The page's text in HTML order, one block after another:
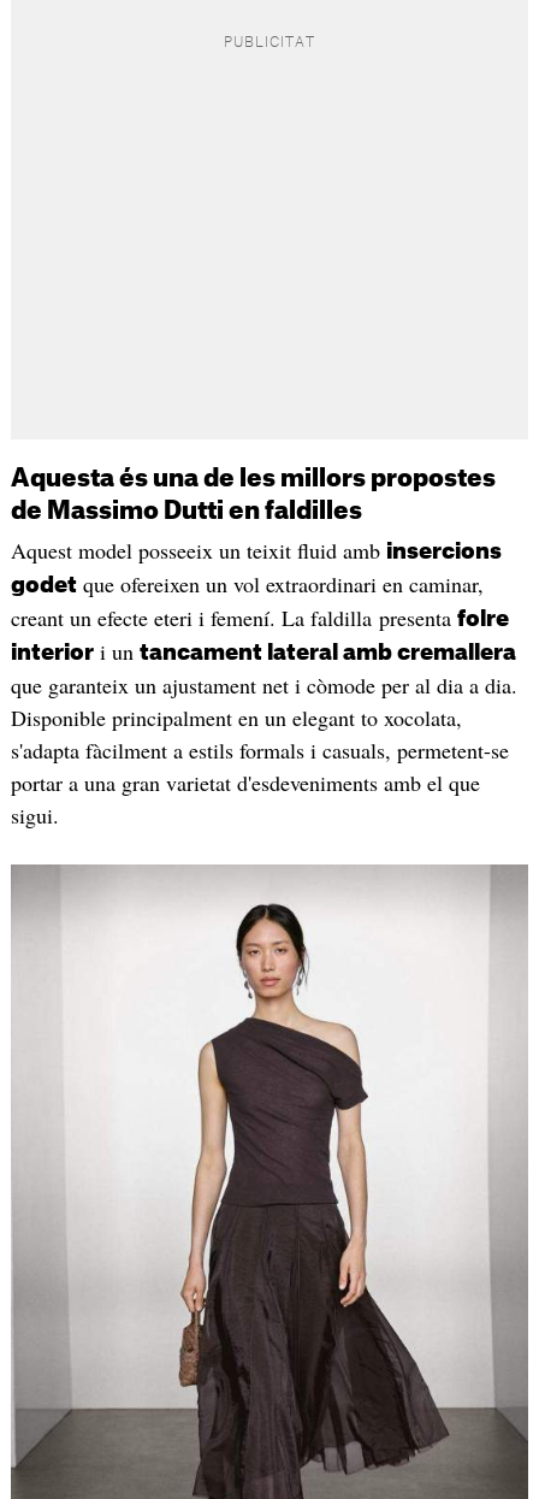
Aquesta és una de les millors propostes
de Massimo Dutti en faldilles
Aquest model posseeix un teixit fluid amb insercions
godetque ofereixen un vol extraordinari en caminar,
creant un efecte eteri i femení. La faldilla presenta folre
interiori un tancament lateral amb cremallera
que garanteix un ajustament net i còmode per al dia a dia.
Disponible principalment en un elegant to xocolata,
s'adapta fàcilment a estils formals i casuals, permetent-se
portar a una gran varietat d'esdeveniments amb el que
sigui.